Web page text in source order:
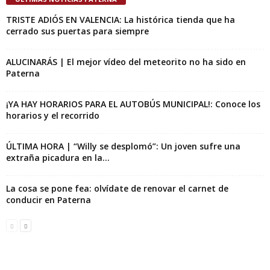
TRISTE ADIÓS EN VALENCIA: La histórica tienda que ha
cerrado sus puertas para siempre
ALUCINARÁS | El mejor vídeo del meteorito no ha sido en
Paterna
¡YA HAY HORARIOS PARA EL AUTOBÚS MUNICIPAL!: Conoce los
horarios y el recorrido
ÚLTIMA HORA | “Willy se desplomó”: Un joven sufre una
extraña picadura en la...
La cosa se pone fea: olvídate de renovar el carnet de
conducir en Paterna